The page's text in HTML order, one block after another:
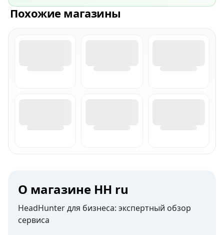
Похожие магазины
О магазине HH ru
HeadHunter для бизнеса: экспертный обзор
сервиса